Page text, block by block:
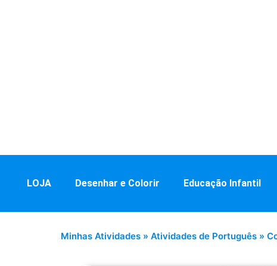
LOJA Desenhar e Colorir Educação Infantil
Minhas Atividades » Atividades de Português »